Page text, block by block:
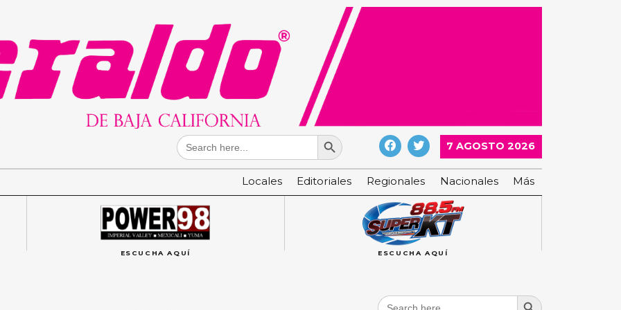
Search
for:
Search Button
7 AGOSTO 2026
Locales Editoriales Regionales Nacionales Más
ESCUCHA AQUÍ ESCUCHA AQUÍ
Search
Search Button